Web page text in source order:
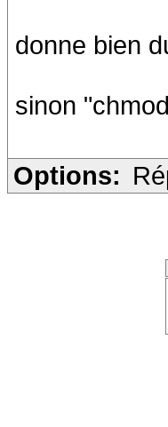
donne bien
sinon
Options: